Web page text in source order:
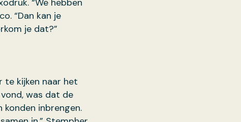
“We hebben
“Dan kan je
je dat?”
te kijken naar het
was dat de
inbrengen.